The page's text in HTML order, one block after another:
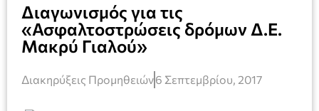
Διαγωνισμός για τις
«Ασφαλτοστρώσεις δρόμων Δ.Ε.
Μακρύ Γιαλού»
Διακηρύξεις Προμηθειών6 Σεπτεμβρίου, 2017